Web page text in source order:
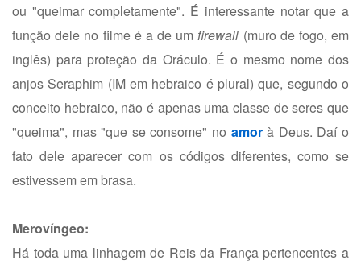
ou "queimar completamente". É interessante notar que a
função dele no filme é a de umfirewall (muro de fogo, em
inglês) para proteção da Oráculo. É o mesmo nome dos
anjos Seraphim (IM em hebraico é plural) que, segundo o
conceito hebraico, não é apenas uma classe de seres que
"queima", mas "que se consome" no amorà Deus. Daí o
fato dele aparecer com os códigos diferentes, como se
estivessem em brasa.
Merovíngeo:
Há toda uma linhagem de Reis da França pertencentes a